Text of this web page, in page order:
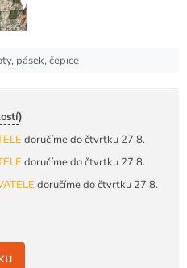
pásek, čepice
)
doručíme do čtvrtku 27.8.
doručíme do čtvrtku 27.8.
doručíme do čtvrtku 27.8.